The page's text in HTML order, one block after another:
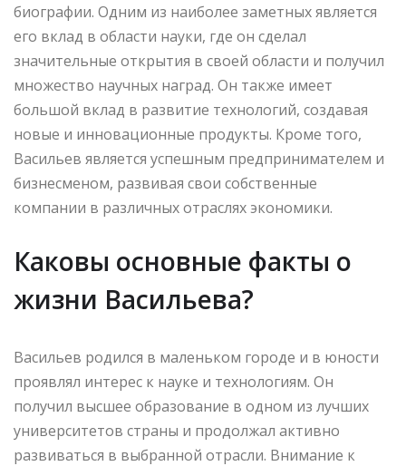
биографии. Одним из наиболее заметных является
его вклад в области науки, где он сделал
значительные открытия в своей области и получил
множество научных наград. Он также имеет
большой вклад в развитие технологий, создавая
новые и инновационные продукты. Кроме того,
Васильев является успешным предпринимателем и
бизнесменом, развивая свои собственные
компании в различных отраслях экономики.
Каковы основные факты о
жизни Васильева?
Васильев родился в маленьком городе и в юности
проявлял интерес к науке и технологиям. Он
получил высшее образование в одном из лучших
университетов страны и продолжал активно
развиваться в выбранной отрасли. Внимание к